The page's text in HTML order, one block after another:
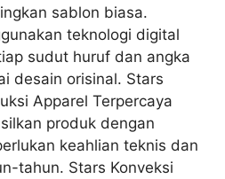
sablon biasa.
teknologi digital
sudut huruf dan angka
desain orisinal. Stars
Apparel Terpercaya
produk dengan
keahlian teknis dan
tahun. Stars Konveksi